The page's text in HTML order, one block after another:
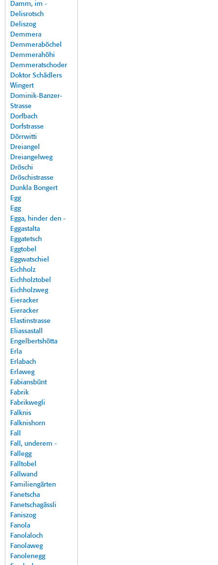
Damm, im -
Delisrotsch
Deliszog
Demmera
Demmeraböchel
Demmerahöhi
Demmeratschoder
Doktor Schädlers
Wingert
Dominik-Banzer-
Strasse
Dorfbach
Dorfstrasse
Dörrwitti
Dreiangel
Dreiangelweg
Dröschi
Dröschistrasse
Dunkla Bongert
Egg
Egg
Egga, hinder den -
Eggastalta
Eggatetsch
Eggtobel
Eggwatschiel
Eichholz
Eichholztobel
Eichholzweg
Eieracker
Eieracker
Elastinstrasse
Eliassastall
Engelbertshötta
Erla
Erlabach
Erlaweg
Fabiansbünt
Fabrik
Fabrikwegli
Falknis
Falknishorn
Fall
Fall, underem -
Fallegg
Falltobel
Fallwand
Familiengärten
Fanetscha
Fanetschagässli
Faniszog
Fanola
Fanolaloch
Fanolaweg
Fanolenegg